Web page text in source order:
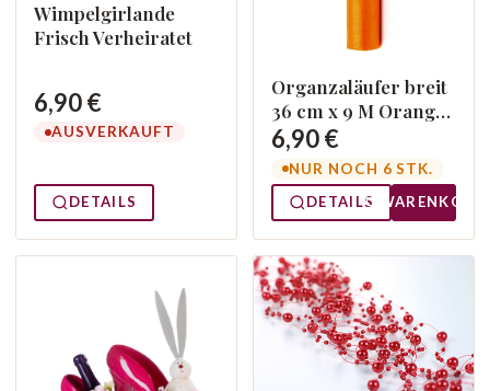
Wimpelgirlande
Frisch Verheiratet
6,90 €
AUSVERKAUFT
DETAILS
Organzaläufer breit
36 cm x 9 M Orange
005
6,90 €
NUR NOCH 6 STK.
DETAILS
WARENKORB